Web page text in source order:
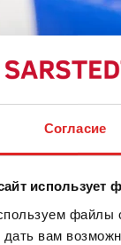
Согласие
использует
файлы
дать вам